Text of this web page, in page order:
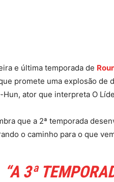
e última temporada de
promete uma explosão de
Hun, ator que interpreta O
que a 2ª temporada
o caminho para o que
“A 3ª